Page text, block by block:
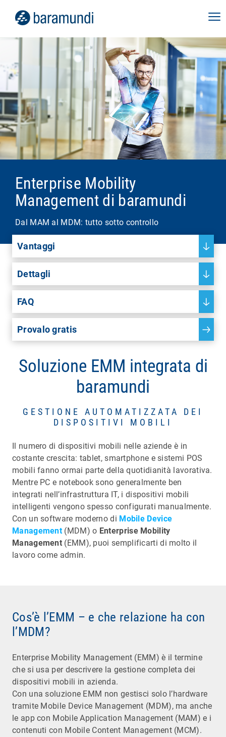
Enterprise Mobility
Management di baramundi
Dal MAM al MDM: tutto sotto controllo
Vantaggi
Dettagli
FAQ
Provalo gratis
Soluzione EMM integrata di
baramundi
GESTIONE AUTOMATIZZATA DEI
DISPOSITIVI MOBILI
Il numero di dispositivi mobili nelle aziende è in
costante crescita: tablet, smartphone e sistemi POS
mobili fanno ormai parte della quotidianità lavorativa.
Mentre PC e notebook sono generalmente ben
integrati nell’infrastruttura IT, i dispositivi mobili
intelligenti vengono spesso configurati manualmente.
Con un software moderno di Mobile Device
Management(MDM) o Enterprise Mobility
Management (EMM), puoi semplificarti di molto il
lavoro come admin.
Cos’è l’EMM – e che relazione ha con
l’MDM?
Enterprise Mobility Management (EMM) è il termine
che si usa per descrivere la gestione completa dei
dispositivi mobili in azienda.
Con una soluzione EMM non gestisci solo l’hardware
tramite Mobile Device Management (MDM), ma anche
le app con Mobile Application Management (MAM) e i
contenuti con Mobile Content Management (MCM).